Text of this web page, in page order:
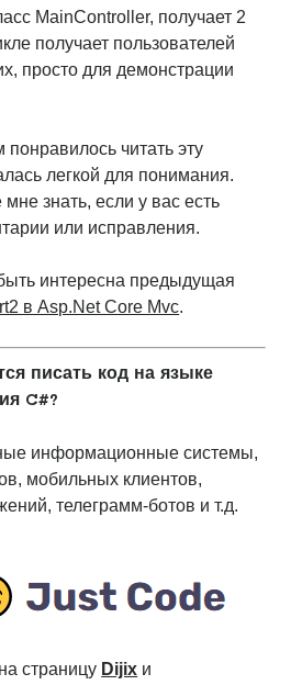
MainController, получает 2
получает пользователей
просто для демонстрации
читать эту
легкой для понимания.
знать, если у вас есть
или исправления.
интересна предыдущая
в Asp.Net Core Mvc.
писать код на языке
C#?
информационные системы,
мобильных клиентов,
телеграмм-ботов и т.д.
страницу Dijix и